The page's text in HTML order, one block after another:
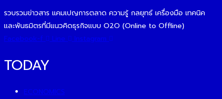
รวบรวมข่าวสาร แคมเปญการตลาด ความรู้ กลยุทธ์ เครื่องมือ เทคนิค
และพันธมิตรที่มีแนวคิดธุรกิจแบบ O2O (Online to Offline)
Facebook-f
Line Instagram
TODAY
ECONOMICS